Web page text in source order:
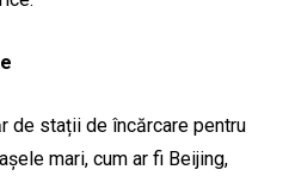
de stații de încărcare pentru
mari, cum ar fi Beijing,